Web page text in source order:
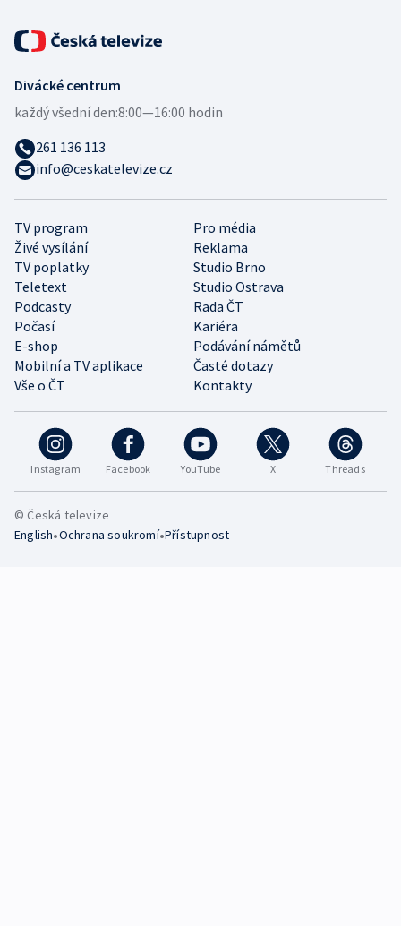
Instagram Facebook YouTube X Threads
TV program
Pro média
Živé vysílání
Reklama
TV poplatky
Studio Brno
Teletext
Studio Ostrava
Podcasty
Rada ČT
Počasí
Kariéra
E-shop
Podávání námětů
Mobilní a TV aplikace
Časté dotazy
Vše o ČT
Kontakty
Divácké centrum
každý všední den:8:00—16:00 hodin
261 136 113
info@ceskatelevize.cz
© Česká televize
English•Ochrana soukromí•Přístupnost